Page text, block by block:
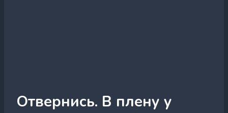
Отвернись. В плену у